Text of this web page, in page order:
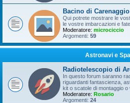
Bacino di
Qui potrete mostrare le
le vostre imbarcazioni e
Moderatore: microciccio
Argomenti: 59
Astronavi e
Radiotelescopio di
In questo forum saranno
riguardanti fantascienza,
kit o scatole di montaggio o
Moderatore: Rosario
Argomenti: 24